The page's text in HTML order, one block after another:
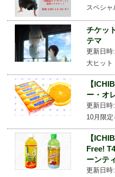
スペシャ
チケッ
テマ
更新日時
大ヒット
【
ー・オ
更新日時
10月限
【
Free!
ーンテ
更新日時